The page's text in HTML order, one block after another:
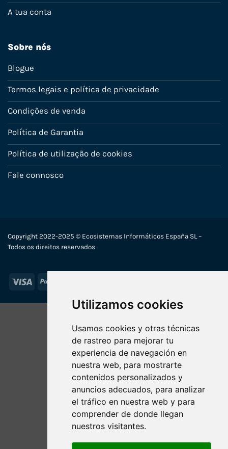
Utilizamos cookies
Usamos cookies y otras técnicas
de rastreo para mejorar tu
experiencia de navegación en
nuestra web, para mostrarte
contenidos personalizados y
anuncios adecuados, para analizar
el tráfico en nuestra web y para
comprender de donde llegan
nuestros visitantes.
A tua conta
Sobre nós
Blogue
Termos legais e política de privacidade
Condições de venda
Política de Garantia
Política de utilização de cookies
Fale connosco
Copyright 2022-2025 © Ecosistemas Informáticos España SL –
Todos os direitos reservados
Visa